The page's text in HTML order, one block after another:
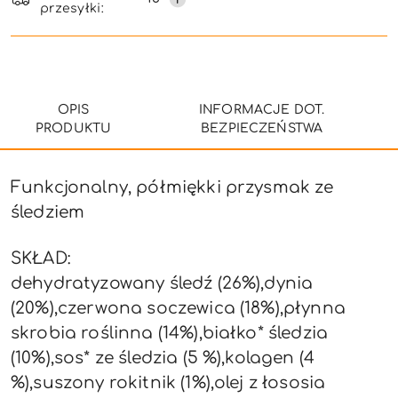
dostawa
przesyłki:
OPIS
PRODUKTU
INFORMACJE DOT.
BEZPIECZEŃSTWA
Funkcjonalny, półmiękki przysmak ze
śledziem
SKŁAD:
dehydratyzowany śledź (26%),dynia
(20%),czerwona soczewica (18%),płynna
skrobia roślinna (14%),białko* śledzia
(10%),sos* ze śledzia (5 %),kolagen (4
%),suszony rokitnik (1%),olej z łososia